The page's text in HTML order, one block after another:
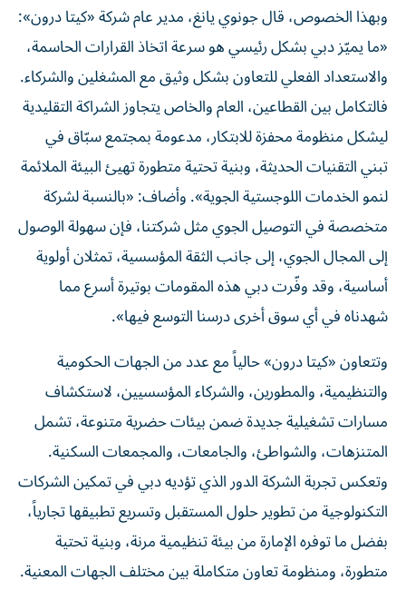
وبهذا الخصوص، قال جونوي يانغ، مدير عام شركة «كيتا درون»:
«ما يميّز دبي بشكل رئيسي هو سرعة اتخاذ القرارات الحاسمة،
والاستعداد الفعلي للتعاون بشكل وثيق مع المشغلين والشركاء.
فالتكامل بين القطاعين، العام والخاص يتجاوز الشراكة التقليدية
ليشكل منظومة محفزة للابتكار، مدعومة بمجتمع سبّاق في
تبني التقنيات الحديثة، وبنية تحتية متطورة تهيئ البيئة الملائمة
لنمو الخدمات اللوجستية الجوية». وأضاف: «بالنسبة لشركة
متخصصة في التوصيل الجوي مثل شركتنا، فإن سهولة الوصول
إلى المجال الجوي، إلى جانب الثقة المؤسسية، تمثلان أولوية
أساسية، وقد وفّرت دبي هذه المقومات بوتيرة أسرع مما
شهدناه في أي سوق أخرى درسنا التوسع فيها».
وتتعاون «كيتا درون» حالياً مع عدد من الجهات الحكومية
والتنظيمية، والمطورين، والشركاء المؤسسيين، لاستكشاف
مسارات تشغيلية جديدة ضمن بيئات حضرية متنوعة، تشمل
المتنزهات، والشواطئ، والجامعات، والمجمعات السكنية.
وتعكس تجربة الشركة الدور الذي تؤديه دبي في تمكين الشركات
التكنولوجية من تطوير حلول المستقبل وتسريع تطبيقها تجارياً،
بفضل ما توفره الإمارة من بيئة تنظيمية مرنة، وبنية تحتية
متطورة، ومنظومة تعاون متكاملة بين مختلف الجهات المعنية.